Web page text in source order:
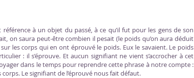
à un objet du passé, à ce qu’il fut pour les gens de son
on saura peut-être combien il pesait (le poids qu’on aura déduit
les corps qui en ont éprouvé le poids. Eux le savaient. Le poids
: il s’éprouve. Et aucun signifiant ne vient s’accrocher à cet
dans le temps pour reprendre cette phrase à notre compte :
Le signifiant de l’éprouvé nous fait défaut.